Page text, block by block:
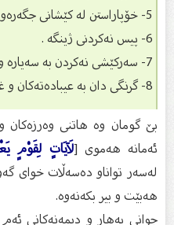
بێ گومان وە هاتنی وەرزەكان
ئەمانە هەموی [لَآيَاتٍ لِقَوْمٍ
لەسەر تواناو دەسەڵات خوای
هەبێت و بیر بكەنەوە.
جوانی بەهار و دیمەنەكانی ئەم